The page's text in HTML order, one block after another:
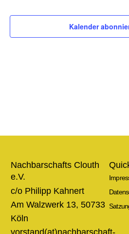
Kalender
Nachbarschafts Clouth
e.V.
c/o Philipp Kahnert
Am Walzwerk 13, 50733
Köln